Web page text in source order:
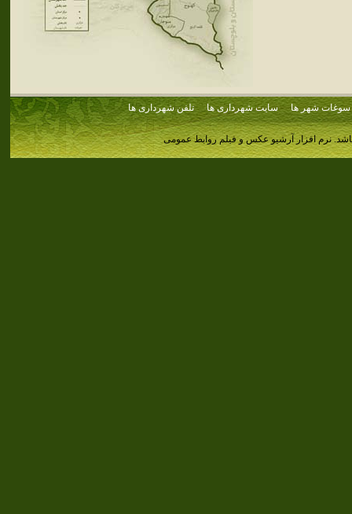
سوغات شهر ها سایت شهرداری ها تلفن شهرداری ها
نرم افزار آرشیو عکس و فیلم روابط عمومی